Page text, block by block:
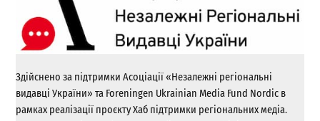
Здійснено за підтримки Асоціації «Незалежні регіональні
видавці України» та Foreningen Ukrainian Media Fund Nordic в
рамках реалізації проєкту Хаб підтримки регіональних медіа.